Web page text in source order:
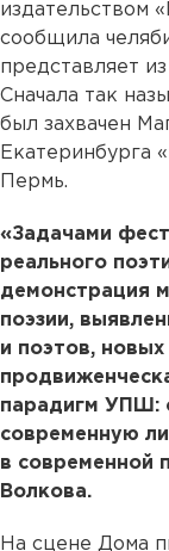
издательством
сообщила
представляет
Сначала так
был захвачен
Екатеринбурга
Пермь.
«Задачами
реального
демонстрация
поэзии,
и поэтов,
парадигм УПШ:
современную
в современной
Волкова.
На сцене Дома